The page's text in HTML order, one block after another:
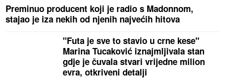
Preminuo producent koji je radio s Madonnom,
stajao je iza nekih od njenih najvećih hitova
"Futa je sve to stavio u crne kese"
Marina Tucaković iznajmljivala stan
gdje je čuvala stvari vrijedne milion
evra, otkriveni detalji